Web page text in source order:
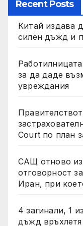
Recent Posts
Китай издава
силен дъжд и
за да даде
увреждания
Court по план
САЩ отново
отговорност
Иран, при
4 загинали, 1
дъжд